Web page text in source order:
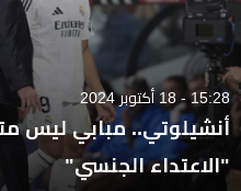
15:28 - 18 أكتوبر 2024
أنشيلوتي.. مبابي ليس
"الاعتداء الجنسي"